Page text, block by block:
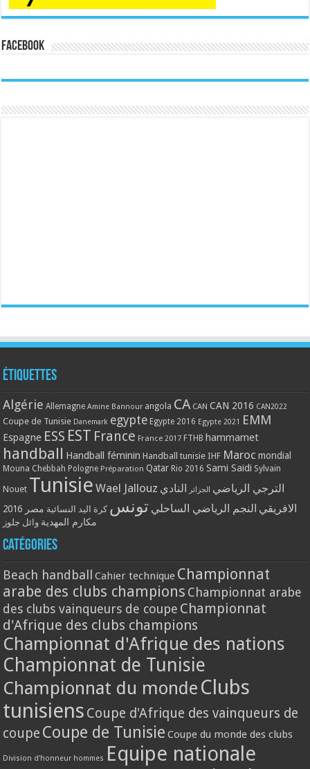
Facebook
Étiquettes
Algérie Allemagne Amine Bannour angola CA CAN CAN 2016 CAN2022
Coupe de Tunisie Danemark egypte Egypte 2016 Egypte 2021 EMM
Espagne ESS EST France France 2017 FTHB hammamet
handball Handball féminin Handball tunisie IHF Maroc mondial
Mouna Chebbah Pologne Préparation Qatar Rio 2016 Sami Saidi Sylvain
Nouet Tunisie Wael Jallouz الترجي الرياضي الجزائر النادي
الافريقي النجم الرياضي الساحلي تونس كرة اليد النسائية مصر 2016
مكارم المهدية وائل جلوز
Catégories
Beach handball Cahier technique Championnat
arabe des clubs champions Championnat arabe
des clubs vainqueurs de coupe Championnat
d'Afrique des clubs champions
Championnat d'Afrique des nations
Championnat de Tunisie
Championnat du monde Clubs
tunisiens Coupe d'Afrique des vainqueurs de
coupe Coupe de Tunisie Coupe du monde des clubs
Division d'honneur hommes Equipe nationale